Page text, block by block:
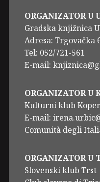
ORGANIZATOR U
Gradska knjižnica
Adresa: Trgovačka
Tel: 052/721-561
E-mail:
ORGANIZATOR U
Kulturni klub Koper
E-mail:
Comunità degli
ORGANIZATOR U
Slovenski klub Trst